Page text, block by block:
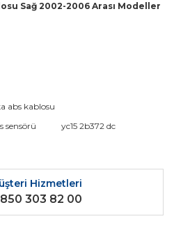
Sağ 2002-2006 Arası Modeller
yorumu siz yapın!
Yaz
ürün açıklamalarında ve diğer
veya görüntülenemiyor.
bilgiler bulunuyor.
abs kablosu
sensörü
yc15 2b372 dc
Hizmetleri
303 82 00